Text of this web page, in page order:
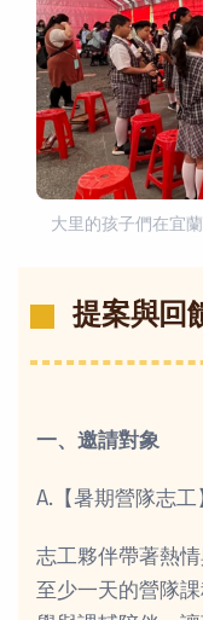
大里的孩子們在宜
提案與回
一、邀請對象
A.【暑期營隊志
志工夥伴帶著熱
至少一天的營隊